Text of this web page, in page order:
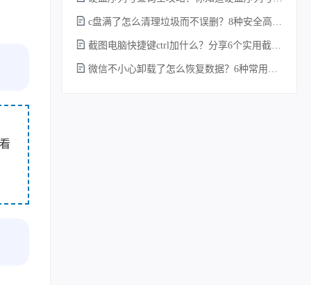
c盘满了怎么清理垃圾而不误删？8种安全高效的方法详解+误删恢复指南！
截图电脑快捷键ctrl加什么？分享6个实用截图方法！
微信不小心卸载了怎么恢复数据？6种常用方法详解！